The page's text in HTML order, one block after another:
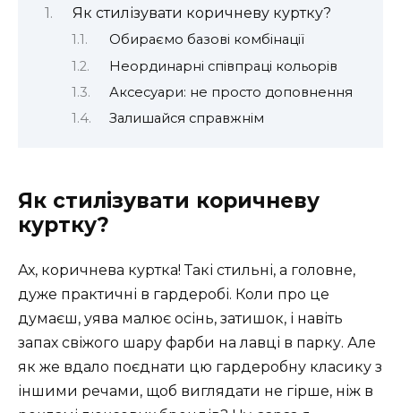
Як стилізувати коричневу куртку?
Обираємо базові комбінації
Неординарні співпраці кольорів
Аксесуари: не просто доповнення
Залишайся справжнім
Як стилізувати коричневу
куртку?
Ах, коричнева куртка! Такі стильні, а головне,
дуже практичні в гардеробі. Коли про це
думаєш, уява малює осінь, затишок, і навіть
запах свіжого шару фарби на лавці в парку. Але
як же вдало поєднати цю гардеробну класику з
іншими речами, щоб виглядати не гірше, ніж в